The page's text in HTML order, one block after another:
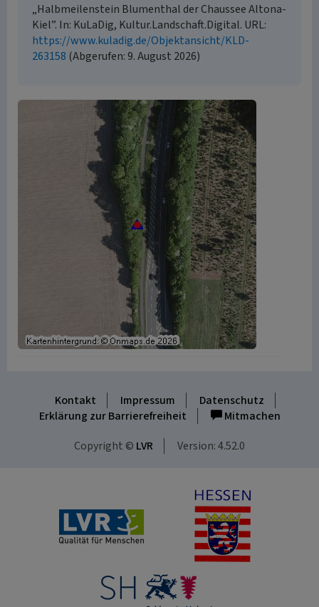
„Halbmeilenstein Blumenthal der Chaussee Altona-
Kiel”. In: KuLaDig, Kultur.Landschaft.Digital. URL:
https://www.kuladig.de/Objektansicht/KLD-
263158 (Abgerufen: 9. August 2026)
Kontakt Impressum
Datenschutz
Erklärung zur Barrierefreiheit
Mitmachen
Copyright © LVR Version: 4.52.0